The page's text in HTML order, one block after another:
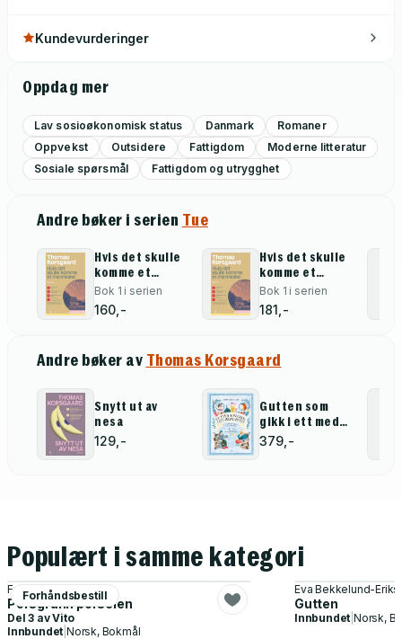
Kundevurderinger
Oppdag mer
Lav sosioøkonomisk status Danmark
Romaner
Oppvekst
Outsidere Fattigdom
Moderne litteratur
Sosiale spørsmål
Fattigdom og utrygghet
Andre bøker i serien Tue
Hvis det skulle
komme et
menneske
Bok 1 i serien
160,-
Hvis det skulle
komme et
menneske
Bok 1 i serien
181,-
Andre bøker av Thomas Korsgaard
Snytt ut av
nesa
129,-
Gutten som
gikk i ett med
tapetet
379,-
Populært i samme kategori
Forhåndsbestill
Frederik Svindland
Porsgrunn porselen
Del 3 avVito
Innbundet |Norsk, Bokmål
Eva Bekkelund-
Gutten
Innbundet Norsk,